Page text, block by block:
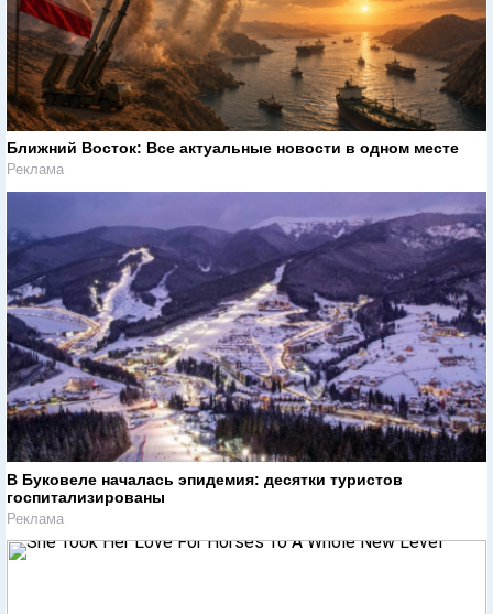
Ближний Восток: Все актуальные новости в одном месте
Реклама
В Буковеле началась эпидемия: десятки туристов
госпитализированы
Реклама